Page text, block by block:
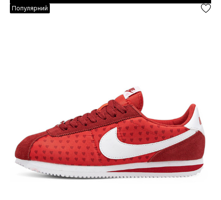
Популярний